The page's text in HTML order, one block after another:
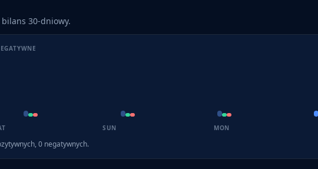
30-dniowy.
SUN MON
0 negatywnych.